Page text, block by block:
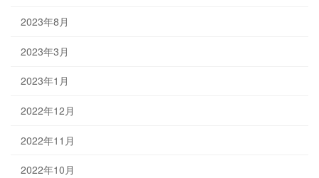
2023年8月
2023年3月
2023年1月
2022年12月
2022年11月
2022年10月